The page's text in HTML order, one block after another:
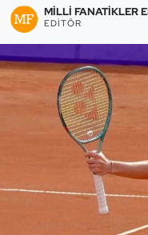
MILLI FANATIKLER
EDITÖR
Buz Hokeyi
Buz Pateni
Çim Hokeyi
Cimnastik